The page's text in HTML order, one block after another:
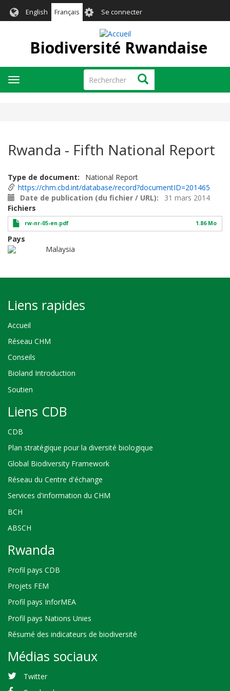
English Français User
account
menu
Se connecter
Biodiversité Rwandaise
Rechercher Rechercher
Toggle
navigation
Rwanda - Fifth National Report
Type de document
National Report
https://chm.cbd.int/database/record?documentID=201465
Date de publication (du fichier / URL)
31 mars 2014
Fichiers
rw-nr-05-en.pdf 1.86 Mo
Pays
Malaysia
Liens rapides
Accueil
Réseau CHM
Conseils
Bioland Introduction
Soutien
Liens CDB
CDB
Plan stratégique pour la diversité biologique
Global Biodiversity Framework
Réseau du Centre d'échange
Services d'information du CHM
BCH
ABSCH
Rwanda
Profil pays CDB
Projets FEM
Profil pays InforMEA
Profil pays Nations Unies
Résumé des indicateurs de biodiversité
Médias sociaux
Twitter